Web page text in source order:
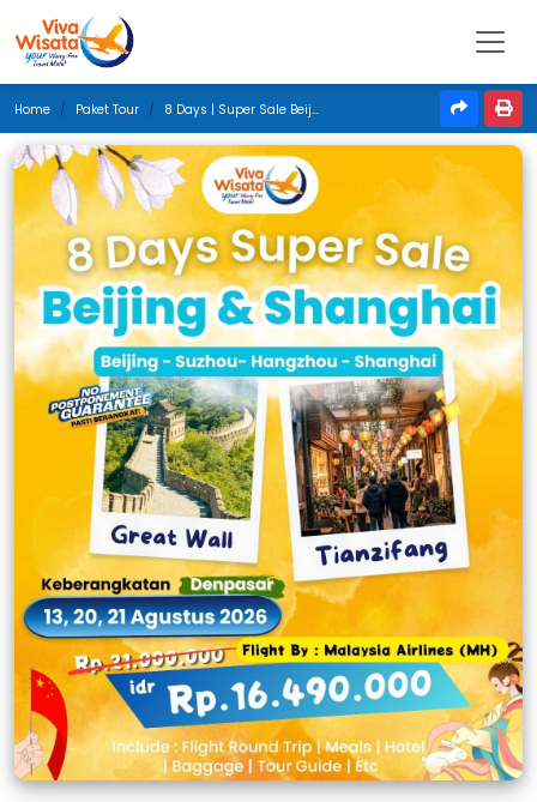
Home Paket Tour 8 Days | Super Sale Beijing & Shanghai | Agustus 2026 | Denpasar